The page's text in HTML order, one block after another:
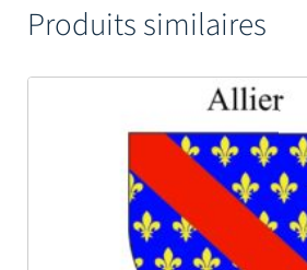
Produits similaires